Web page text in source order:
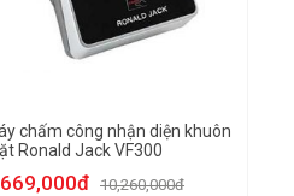
chấm công nhận diện khuôn
Ronald Jack VF300
10,260,000đ